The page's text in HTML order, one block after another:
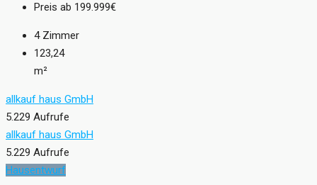
Preis ab 199.999€
4 Zimmer
123,24
m²
allkauf haus GmbH
5.229 Aufrufe
allkauf haus GmbH
5.229 Aufrufe
Hausentwurf